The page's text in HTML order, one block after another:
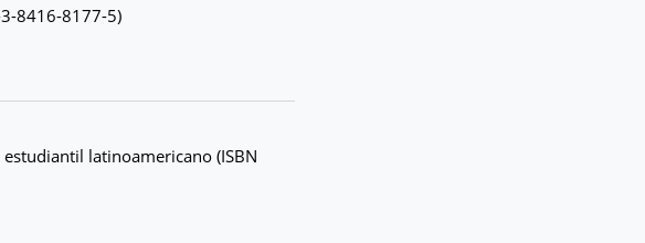
8416-8177-5)
latinoamericano (ISBN